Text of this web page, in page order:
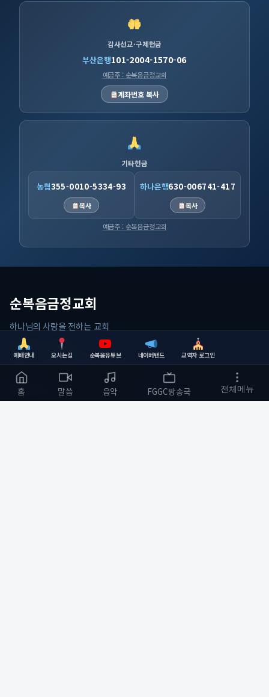
감사선교·구제헌금
부산은행101-2004-1570-06
예금주 : 순복음금정교회
계좌번호 복사
기타헌금
농협355-0010-5334-93
복사
하나은행630-006741-417
복사
예금주 : 순복음금정교회
순복음금정교회
하나님의 사랑을 전하는 교회
부산광역시 금정구
개발자 :
bmfood@kakao.com
예배 안내
바로가기
예배안내 오시는길 순복음유튜브 네이버밴드 교역자 로그인
홈 말씀 음악 FGGC방송국 전체메뉴